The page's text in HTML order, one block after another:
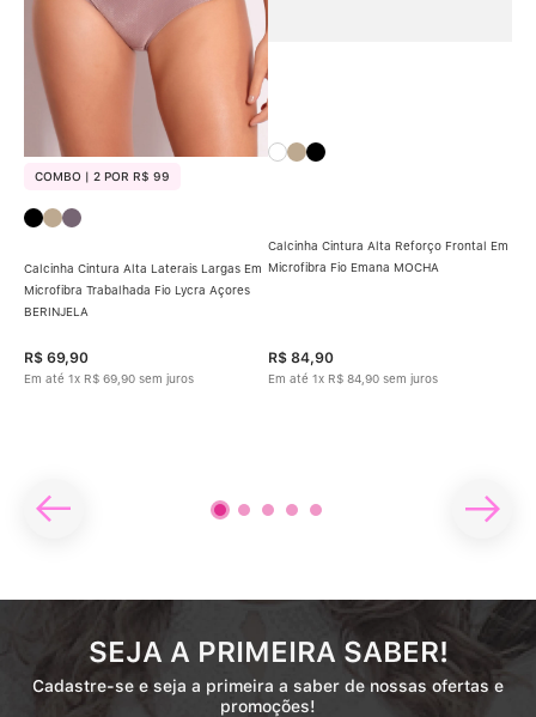
COMBO | 2 POR R$ 99
Calcinha Cintura Alta Laterais Largas Em
Microfibra Trabalhada Fio Lycra Açores
BERINJELA
R$ 69,90
Em até 1x R$ 69 90 sem juros
Calcinha Cintura Alta Reforço Frontal Em
Microfibra Fio Emana MOCHA
R$ 84,90
Em até 1x R$ 84 90 sem juros
SEJA A PRIMEIRA SABER!
Cadastre-se e seja a primeira a saber de nossas ofertas e
promoções!